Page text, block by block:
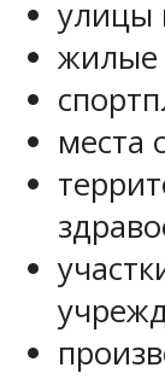
улицы
жилые
места